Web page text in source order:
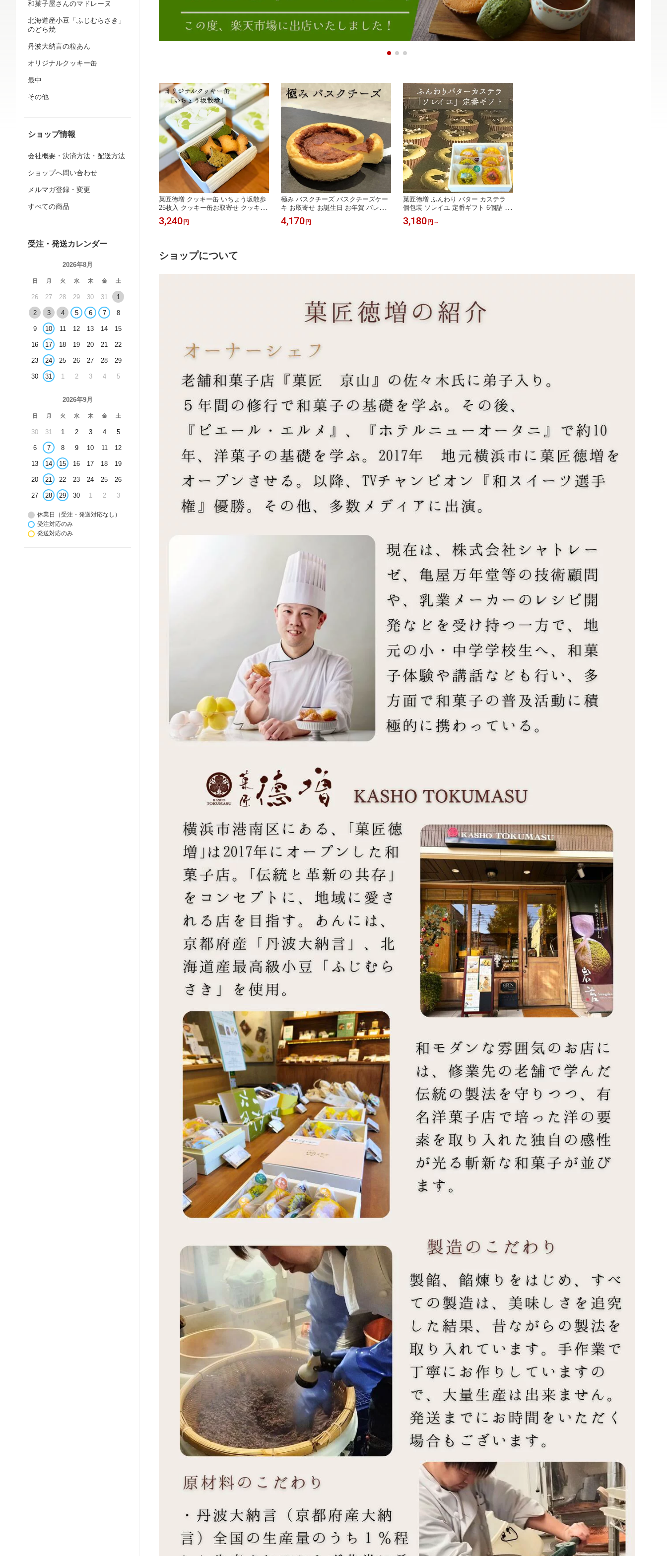
和菓子屋さんのマドレーヌ
北海道産小豆「ふじむらさき」
のどら焼
丹波大納言の粒あん
オリジナルクッキー缶
最中
その他
ショップ情報
会社概要・決済方法・配送方法
ショップへ問い合わせ
メルマガ登録・変更
すべての商品
受注・発送カレンダー
2026年8月
日 月 火 水 木 金 土
26 27 28 29 30 31 1
2 3 4 5 6 7 8
9 10 11 12 13 14 15
16 17 18 19 20 21 22
23 24 25 26 27 28 29
30 31 1 2 3 4 5
2026年9月
日 月 火 水 木 金 土
30 31 1 2 3 4 5
6 7 8 9 10 11 12
13 14 15 16 17 18 19
20 21 22 23 24 25 26
27 28 29 30 1 2 3
休業日（受注・発送対応なし）
受注対応のみ
発送対応のみ
菓匠徳増 クッキー缶 いちょう坂散歩
25枚入 クッキー缶お取寄せ クッキー
缶ギフト クッキー缶かわいい クッキ
ー 手土産 専門店 塩バニラ 宇治抹茶
3,240円
極み バスクチーズ バスクチーズケー
キ お取寄せ お誕生日 お年賀 バレン
タイン ホワイトデー 母の日 父の日
お中元 お歳暮 手土産 横浜みやげ カ
4,170円
菓匠徳増 ふんわり バター カステラ
個包装 ソレイユ 定番ギフト 6個詰 8
個詰 10個詰手土産 こだわり お取寄せ
ギフト 専門店 ホワイトデー 母の日
3,180円 ～
ショップについて